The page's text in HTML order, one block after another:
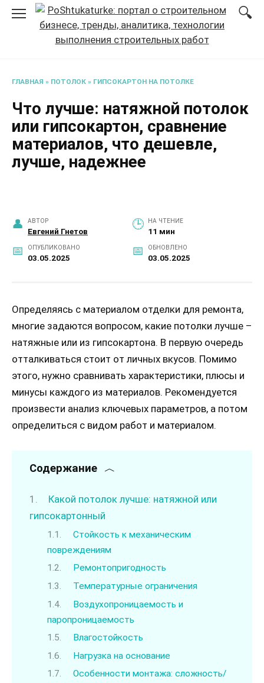
Перейти
содержанию
ГЛАВНАЯ » ПОТОЛОК » ГИПСОКАРТОН НА ПОТОЛКЕ
Что лучше: натяжной потолок
или гипсокартон, сравнение
материалов, что дешевле,
лучше, надежнее
АВТОР
Евгений Гнетов
НА ЧТЕНИЕ
11 мин
ОПУБЛИКОВАНО
03.05.2025
ОБНОВЛЕНО
03.05.2025
Определяясь с материалом отделки для ремонта,
многие задаются вопросом, какие потолки лучше –
натяжные или из гипсокартона. В первую очередь
отталкиваться стоит от личных вкусов. Помимо
этого, нужно сравнивать характеристики, плюсы и
минусы каждого из материалов. Рекомендуется
произвести анализ ключевых параметров, а потом
определиться с видом работ и материалом.
Содержание
Какой потолок лучше: натяжной или
гипсокартонный
Стойкость к механическим
повреждениям
Ремонтопригодность
Температурные ограничения
Воздухопроницаемость и
паропроницаемость
Влагостойкость
Нагрузка на основание
Особенности монтажа: сложность/